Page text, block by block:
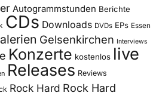
Autogrammstunden Berichte
CDs Downloads DVDs EPs Essen
Gelsenkirchen Interviews
Konzerte kostenlos live
Releases Reviews
Rock Hard Rock Hard